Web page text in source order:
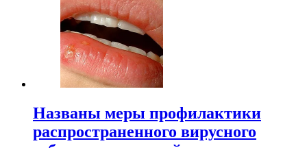
Названы меры профилактики
распространенного вирусного